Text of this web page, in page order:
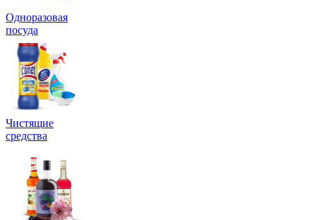
Одноразовая
посуда
Чистящие
средства